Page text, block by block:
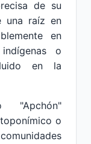
de su
una raíz en
en
o
en la
"Apchón"
o